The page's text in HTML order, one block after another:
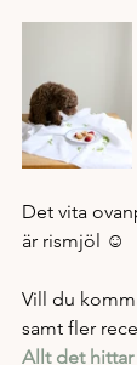
Det vita
är rismjöl ☺️
Vill du
samt fler
Allt det